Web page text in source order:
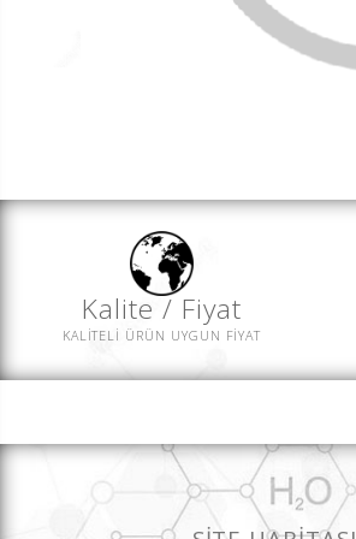
Kalite / Fiyat
KALİTELİ ÜRÜN UYGUN FİYAT